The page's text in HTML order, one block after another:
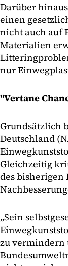
Darüber
einen
nicht auch auf
Materialien
nur
"Vertane
Grundsätzlich
Deutschland
Gleichzeitig
des
„Sein
zu vermindern